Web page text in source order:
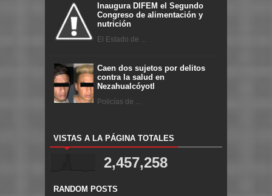
Inaugura DIFEM el Segundo
Congreso de alimentación y
nutrición
El Estado de ...
Caen dos sujetos por delitos
contra la salud en
Nezahualcóyotl
Policías de ...
VISTAS A LA PÁGINA TOTALES
2,457,258
RANDOM POSTS